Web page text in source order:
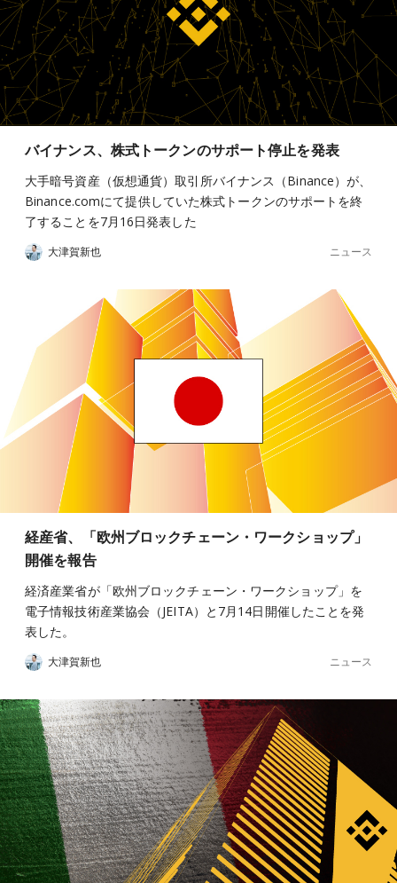
バイナンス、株式トークンのサポート停止を発表
大手暗号資産（仮想通貨）取引所バイナンス（Binance）が、
Binance.comにて提供していた株式トークンのサポートを終
了することを7月16日発表した
大津賀新也 ニュース
経産省、「欧州ブロックチェーン・ワークショップ」
開催を報告
経済産業省が「欧州ブロックチェーン・ワークショップ」を
電子情報技術産業協会（JEITA）と7月14日開催したことを発
表した。
大津賀新也 ニュース